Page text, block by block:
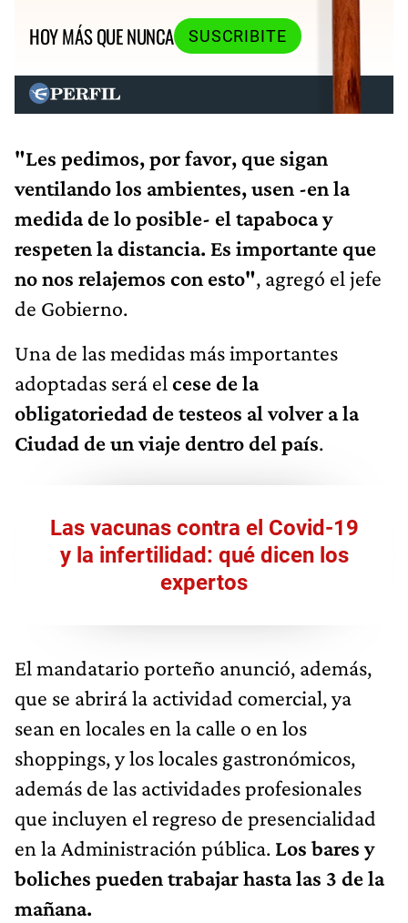
HOY MÁS QUE NUNCA
SUSCRIBITE
"Les pedimos, por favor, que sigan
ventilando los ambientes, usen -en la
medida de lo posible- el tapaboca y
respeten la distancia. Es importante que
no nos relajemos con esto", agregó el jefe
de Gobierno.
Una de las medidas más importantes
adoptadas será el cese de la
obligatoriedad de testeos al volver a la
Ciudad de un viaje dentro del país.
Las vacunas contra el Covid-19
y la infertilidad: qué dicen los
expertos
El mandatario porteño anunció, además,
que se abrirá la actividad comercial, ya
sean en locales en la calle o en los
shoppings, y los locales gastronómicos,
además de las actividades profesionales
que incluyen el regreso de presencialidad
en la Administración pública. Los bares y
boliches pueden trabajar hasta las 3 de la
mañana.